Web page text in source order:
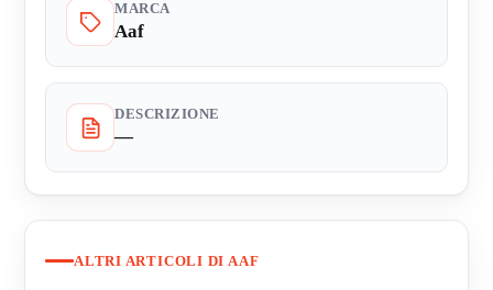
MARCA
Aaf
DESCRIZIONE
—
ALTRI ARTICOLI DI AAF